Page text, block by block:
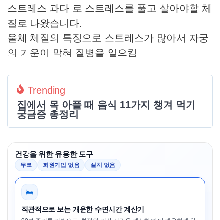
스트레스 과다 로 스트레스를 풀고 살아야할 체
질로 나왔습니다.
울체 체질의 특징으로 스트레스가 많아서 자궁
의 기운이 막혀 질병을 일으킴
Trending
집에서 목 아플 때 음식 11가지 챙겨 먹기
궁금증 총정리
건강을 위한 유용한 도구
무료 회원가입 없음 설치 없음
🛌
직관적으로 보는 개운한 수면시간 계산기